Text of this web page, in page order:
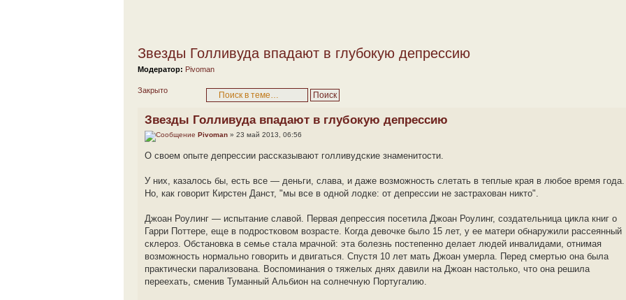
Звезды Голливуда впадают в глубокую депрессию
Модератор: Pivoman
Закрыто
Звезды Голливуда впадают в глубокую депрессию
Pivoman » 23 май 2013, 06:56
О своем опыте депрессии рассказывают голливудские знаменитости.
У них, казалось бы, есть все — деньги, слава, и даже возможность слетать в теплые края в любое время года.
Но, как говорит Кирстен Данст, "мы все в одной лодке: от депрессии не застрахован никто".
Джоан Роулинг — испытание славой. Первая депрессия посетила Джоан Роулинг, создательница цикла книг о
Гарри Поттере, еще в подростковом возрасте. Когда девочке было 15 лет, у ее матери обнаружили рассеянный
склероз. Обстановка в семье стала мрачной: эта болезнь постепенно делает людей инвалидами, отнимая
возможность нормально говорить и двигаться. Спустя 10 лет мать Джоан умерла. Перед смертью она была
практически парализована. Воспоминания о тяжелых днях давили на Джоан настолько, что она решила
переехать, сменив Туманный Альбион на солнечную Португалию.